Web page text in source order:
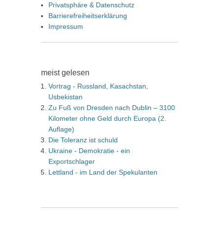
Privatsphäre & Datenschutz
Barrierefreiheitserklärung
Impressum
meist gelesen
Vortrag - Russland, Kasachstan,
Usbekistan
Zu Fuß von Dresden nach Dublin – 3100
Kilometer ohne Geld durch Europa (2.
Auflage)
Die Toleranz ist schuld
Ukraine - Demokratie - ein
Exportschlager
Lettland - im Land der Spekulanten